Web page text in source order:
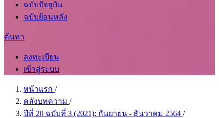
ฉบับปัจจุบัน
ฉบับย้อนหลัง
ค้นหา
ลงทะเบียน
เข้าสู่ระบบ
หน้าแรก /
คลังบทความ /
ปีที่ 20 ฉบับที่ 3 (2021): กันยายน - ธันวาคม 2564 /